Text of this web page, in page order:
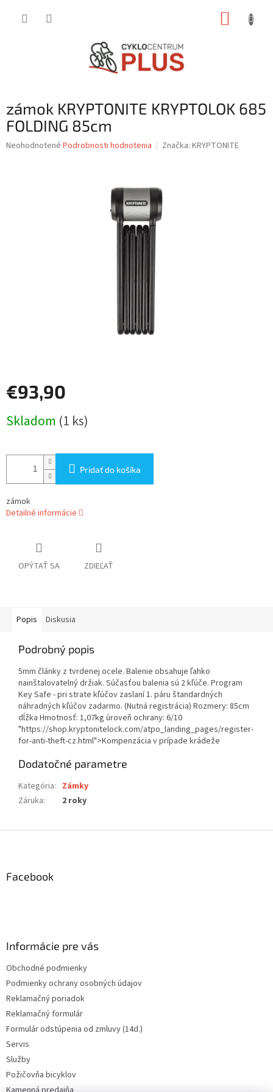
zámok KRYPTONITE KRYPTOLOK 685
FOLDING 85cm
Priemerné
Neohodnotené Podrobnosti hodnotenia Značka: KRYPTONITE
€93,90
cena:
Skladom (1 ks)
Pridať do košíka
zámok
Detailné informácie
OPÝTAŤ SA ZDIEĽAŤ
Popis Diskusia
Podrobný popis
5mm články z tvrdenej ocele. Balenie obsahuje ľahko
nainštalovatelný držiak. Súčasťou balenia sú 2 kľúče. Program
Key Safe - pri strate kľúčov zaslaní 1. páru štandardných
náhradných kľúčov zadarmo. (Nutná registrácia) Rozmery: 85cm
dĺžka Hmotnosť: 1,07kg úroveň ochrany: 6/10
"https://shop.kryptonitelock.com/atpo_landing_pages/register-
for-anti-theft-cz.html">Kompenzácia v prípade krádeže
Dodatočné parametre
Kategória: Zámky
Záruka: 2 roky
Facebook
Informácie pre vás
Obchodné podmienky
Podmienky ochrany osobných údajov
Reklamačný poriadok
Reklamačný formulár
Formulár odstúpenia od zmluvy (14d.)
Servis
Služby
Požičovňa bicyklov